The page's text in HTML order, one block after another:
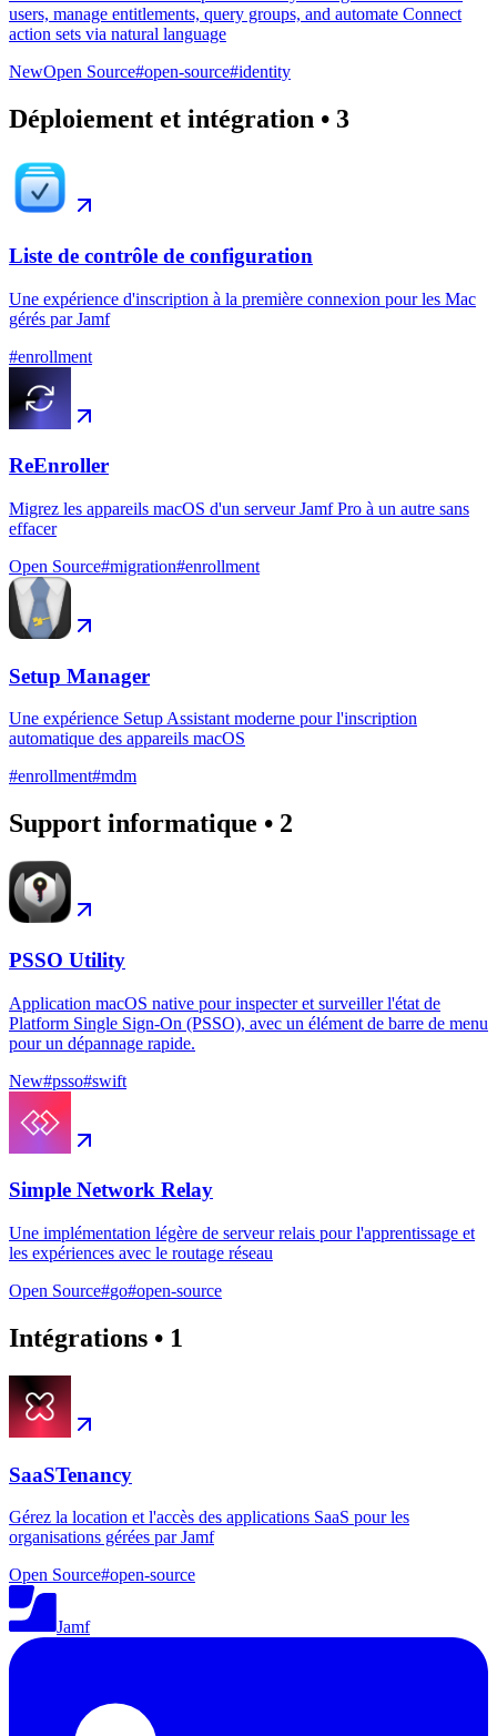
users, manage entitlements, query groups, and automate Connect
action sets via natural language
NewOpen Source#open-source#identity
Déploiement et intégration • 3
Liste de contrôle de configuration
Une expérience d'inscription à la première connexion pour les Mac
gérés par Jamf
#enrollment
ReEnroller
Migrez les appareils macOS d'un serveur Jamf Pro à un autre sans
effacer
Open Source#migration#enrollment
Setup Manager
Une expérience Setup Assistant moderne pour l'inscription
automatique des appareils macOS
#enrollment#mdm
Support informatique • 2
PSSO Utility
Application macOS native pour inspecter et surveiller l'état de
Platform Single Sign-On (PSSO), avec un élément de barre de menu
pour un dépannage rapide.
New#psso#swift
Simple Network Relay
Une implémentation légère de serveur relais pour l'apprentissage et
les expériences avec le routage réseau
Open Source#go#open-source
Intégrations • 1
SaaSTenancy
Gérez la location et l'accès des applications SaaS pour les
organisations gérées par Jamf
Open Source#open-source
Jamf